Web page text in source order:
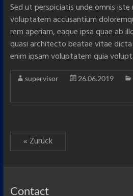
Sed ut perspiciatis unde omnis
voluptatem accusantium
rem aperiam, eaque ipsa quae ab
quasi architecto beatae vitae
enim ipsam voluptatem quia
supervisor 26.06.2019
« Zurück
Contact